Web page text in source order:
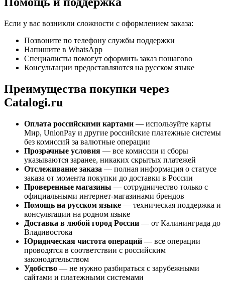
Если у вас возникли сложности с оформлением заказа:
Позвоните по телефону службы поддержки
Напишите в WhatsApp
Специалисты помогут оформить заказ пошагово
Консультации предоставляются на русском языке
Преимущества покупки через
Catalogi.ru
Оплата российскими картами — используйте карты
Мир, UnionPay и другие российские платежные системы
без комиссий за валютные операции
Прозрачные условия — все комиссии и сборы
указываются заранее, никаких скрытых платежей
Отслеживание заказа — полная информация о статусе
заказа от момента покупки до доставки в России
Проверенные магазины — сотрудничество только с
официальными интернет-магазинами брендов
Помощь на русском языке — техническая поддержка и
консультации на родном языке
Доставка в любой город России — от Калининграда до
Владивостока
Юридическая чистота операций — все операции
проводятся в соответствии с российским
законодательством
Удобство — не нужно разбираться с зарубежными
сайтами и платежными системами